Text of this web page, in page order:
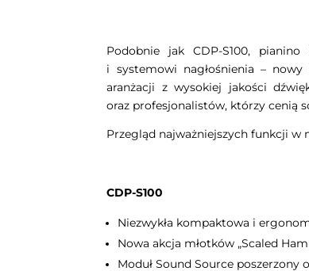
Podobnie jak CDP-S100, pianino
i systemowi nagłośnienia –
aranżacji z wysokiej jakości
oraz profesjonalistów, którzy cenią
Przegląd najważniejszych funkcji w
CDP-S100
Niezwykła kompaktowa i
Nowa akcja młotków „Scaled
Moduł Sound Source poszerzony